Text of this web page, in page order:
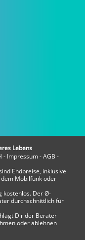
Lebens
- Impressum-AGB -
Endpreise, inklusive
Mobilfunk oder
kostenlos. Der Ø-
durchschnittlich für
Dir der Berater
oder ablehnen